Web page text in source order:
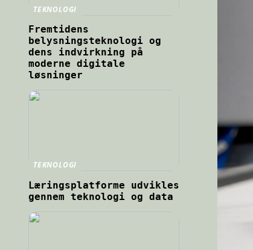
TEKNOLOGI
Fremtidens
belysningsteknologi og
dens indvirkning på
moderne digitale
løsninger
TEKNOLOGI
Læringsplatforme udvikles
gennem teknologi og data